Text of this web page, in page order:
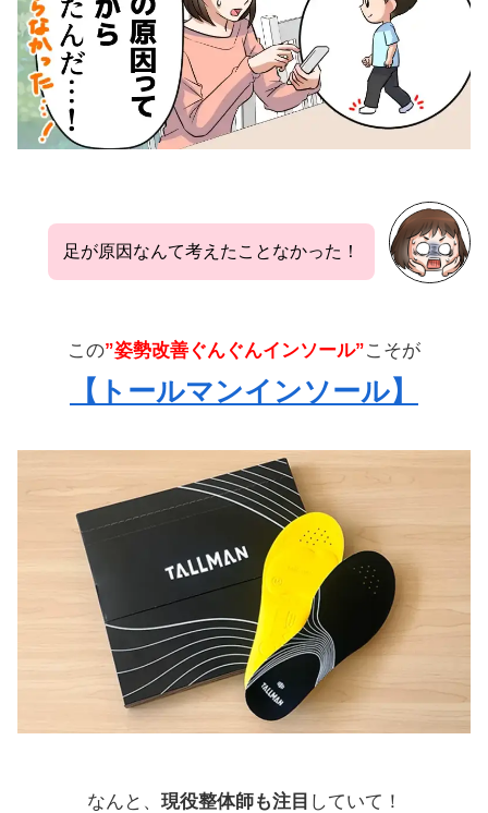
足が原因なんて考えたことなかった！
この”姿勢改善ぐんぐんインソール”こそが
【トールマンインソール】
なんと、 現役整体師も注目 していて！